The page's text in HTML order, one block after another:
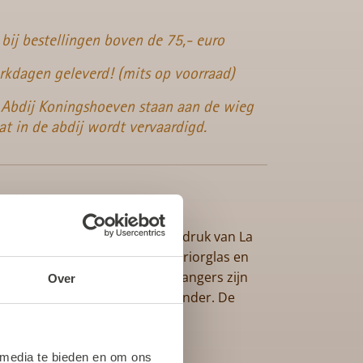
Over
te bieden en om ons
bestellingen boven de 75,- euro
geleverd! (mits op voorraad)
Koningshoeven staan aan de wieg
in de abdij wordt vervaardigd.
van zacht papier met de opdruk van La
zijn geschikt voor het priorglas en
Deze La Trappe druppelvangers zijn
van het bierglas en voor eronder. De